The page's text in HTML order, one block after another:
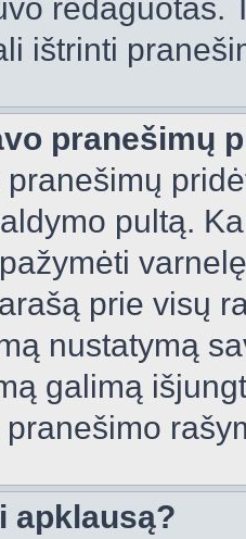
redaguotas.
ištrinti
pranešimų
pultą.
prie visų
nustatymą
galimą
apklausą?